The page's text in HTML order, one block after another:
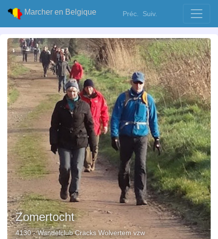
Marcher en Belgique Préc. Suiv.
Zomertocht
4130 - Wandelclub Cracks Wolvertem vzw